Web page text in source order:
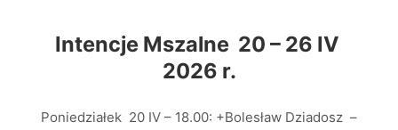
Intencje Mszalne 20 – 26 IV
2026 r.
Poniedziałek 20 IV – 18.00: +Bolesław Dziadosz –